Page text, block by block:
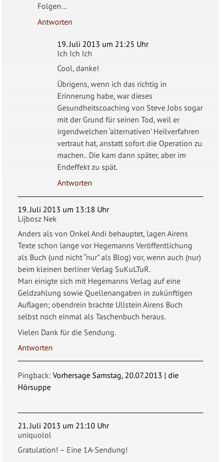
Folgen…
Antworten
19. Juli 2013 um 21:25 Uhr
Ich Ich Ich
Cool, danke!
Übrigens, wenn ich das richtig in
Erinnerung habe, war dieses
Gesundheitscoaching von Steve Jobs sogar
mit der Grund für seinen Tod, weil er
irgendwelchen ‘alternativen’ Heilverfahren
vertraut hat, anstatt sofort die Operation zu
machen.. Die kam dann später, aber im
Endeffekt zu spät.
Antworten
19. Juli 2013 um 13:18 Uhr
Lijbosz Nek
Anders als von Onkel Andi behauptet, lagen Airens
Texte schon lange vor Hegemanns Veröffentlichung
als Buch (und nicht “nur” als Blog) vor, wenn auch (nur)
beim kleinen berliner Verlag SuKuLTuR.
Man einigte sich mit Hegemanns Verlag auf eine
Geldzahlung sowie Quellenangaben in zukünftigen
Auflagen; obendrein brachte Ullstein Airens Buch
selbst noch einmal als Taschenbuch heraus.
Vielen Dank für die Sendung.
Antworten
Pingback:Vorhersage Samstag, 20.07.2013 | die
Hörsuppe
21. Juli 2013 um 21:10 Uhr
uniquolol
Gratulation! – Eine 1A-Sendung!